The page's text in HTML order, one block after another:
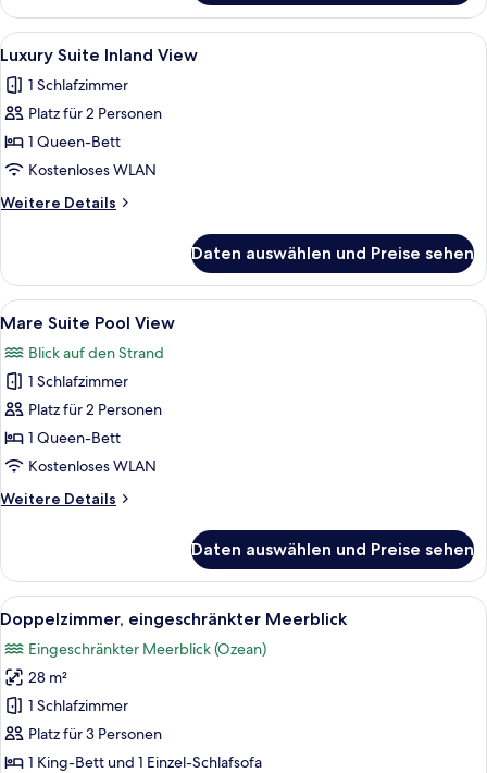
Bedroom
Suite
Inland
Alle
Fotos
für
Luxury
Suite
Inland
View
anzeigen
Luxury Suite Inland View |
10
Luxury Suite Inland View
1 Schlafzimmer
Platz für 2 Personen
1 Queen-Bett
Kostenloses WLAN
Weitere Details
Weitere
Suite
Inland
View
Daten auswählen und Preise sehen
Alle
Fotos
für
Mare
Suite
Pool
View
Mare Suite Pool View | Zimmersafe,
9
Mare Suite Pool View
Blick auf den Strand
1 Schlafzimmer
Platz für 2 Personen
1 Queen-Bett
Kostenloses WLAN
Weitere Details
Weitere
Suite
Pool
View
Daten auswählen und Preise sehen
Alle
Fotos
für
Doppelzimmer,
eingeschränkter
Meerblick
anzeigen
Doppelzimmer, eingeschränkter
5
Doppelzimmer, eingeschränkter Meerblick
Eingeschränkter Meerblick (Ozean)
28 m²
1 Schlafzimmer
Platz für 3 Personen
1 King-Bett und 1 Einzel-Schlafsofa